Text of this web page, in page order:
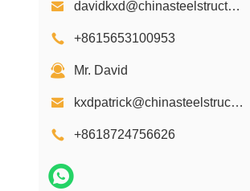
davidkxd@chinasteelstructure.cn
+8615653100953
Mr. David
kxdpatrick@chinasteelstructure.cn
+8618724756626